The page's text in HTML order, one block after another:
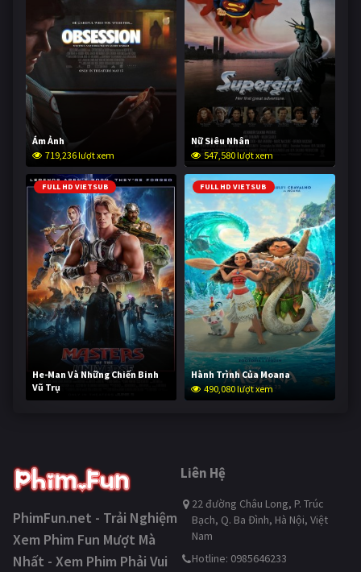
Ám Ảnh
719,236 lượt xem
Nữ Siêu Nhân
547,580 lượt xem
FULL HD VIETSUB
He-Man Và Những Chiến Binh
Vũ Trụ
238,648 lượt xem
FULL HD VIETSUB
Hành Trình Của Moana
490,080 lượt xem
PhimFun.net - Trải Nghiệm
Xem Phim Fun Mượt Mà
Nhất - Xem Phim Phải Vui
Liên Hệ
22 đường Châu Long, P. Trúc
Bạch, Q. Ba Đình, Hà Nội, Việt
Nam
Hotline: 0985646233